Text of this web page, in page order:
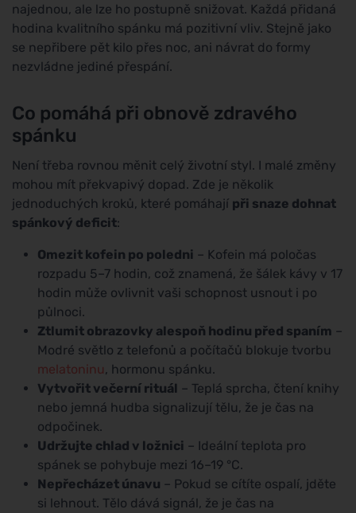
najednou, ale lze ho postupně snižovat. Každá přidaná
hodina kvalitního spánku má pozitivní vliv. Stejně jako
se nepřibere pět kilo přes noc, ani návrat do formy
nezvládne jediné přespání.
Co pomáhá při obnově zdravého
spánku
Není třeba rovnou měnit celý životní styl. I malé změny
mohou mít překvapivý dopad. Zde je několik
jednoduchých kroků, které pomáhají při snaze dohnat
spánkový deficit:
Omezit kofein po poledni – Kofein má poločas
rozpadu 5–7 hodin, což znamená, že šálek kávy v 17
hodin může ovlivnit vaši schopnost usnout i po
půlnoci.
Ztlumit obrazovky alespoň hodinu před spaním –
Modré světlo z telefonů a počítačů blokuje tvorbu
melatoninu, hormonu spánku.
Vytvořit večerní rituál – Teplá sprcha, čtení knihy
nebo jemná hudba signalizují tělu, že je čas na
odpočinek.
Udržujte chlad v ložnici – Ideální teplota pro
spánek se pohybuje mezi 16–19 °C.
Nepřecházet únavu – Pokud se cítíte ospalí, jděte
si lehnout. Tělo dává signál, že je čas na